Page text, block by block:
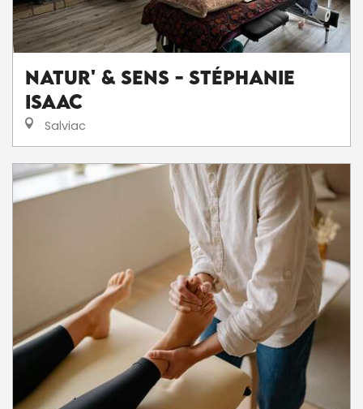
Natur' & Sens - Stéphanie
Isaac
Salviac